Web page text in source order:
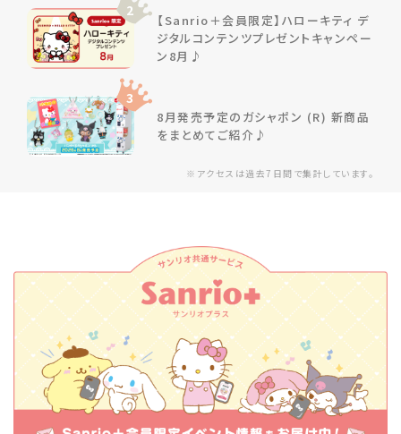
※アクセスは過去7日間で集計しています。
2
【Sanrio＋会員限定】ハローキティ デ
ジタルコンテンツプレゼントキャンペー
ン8月♪
3
8月発売予定のガシャポン (R) 新商品
をまとめてご紹介♪